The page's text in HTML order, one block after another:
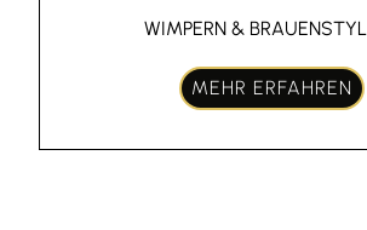
WIMPERN &
MEHR ERFAHREN